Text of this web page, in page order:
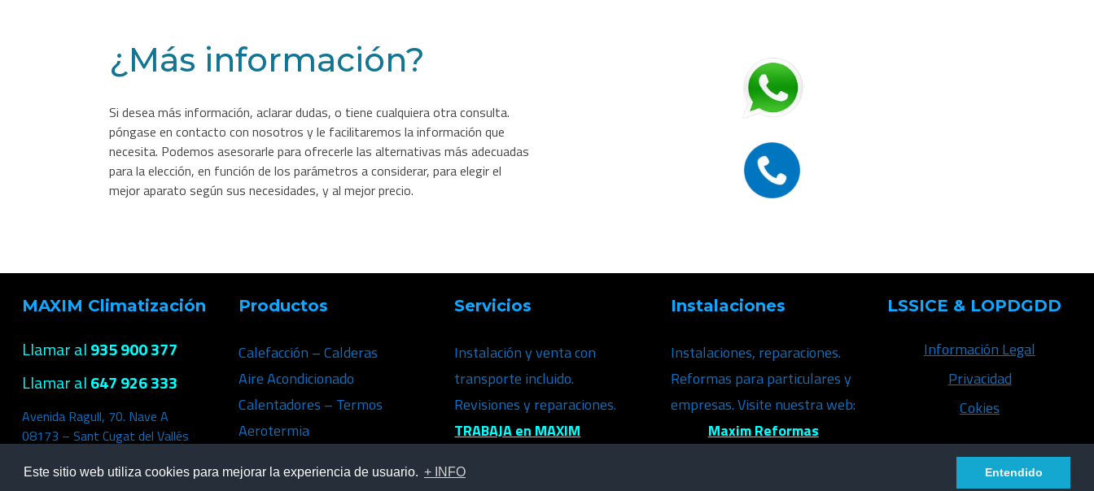
Este sitio web utiliza cookies para mejorar la experiencia de usuario. + INFO Entendido
¿Más información?
Si desea más información, aclarar dudas, o tiene cualquiera otra consulta.
póngase en contacto con nosotros y le facilitaremos la información que
necesita. Podemos asesorarle para ofrecerle las alternativas más adecuadas
para la elección, en función de los parámetros a considerar, para elegir el
mejor aparato según sus necesidades, y al mejor precio.
MAXIM Climatización
Llamar al935 900 377
Llamar al647 926 333
Avenida Ragull, 70. Nave A
08173 – Sant Cugat del Vallés
Productos
Calefacción – Calderas
Aire Acondicionado
Calentadores – Termos
Aerotermia
Servicios
Instalación y venta con
transporte incluido.
Revisiones y reparaciones.
TRABAJA en MAXIM
Instalaciones
Instalaciones, reparaciones.
Reformas para particulares y
empresas. Visite nuestra web:
Maxim Reformas
LSSICE & LOPDGDD
Información Legal
Privacidad
Cokies